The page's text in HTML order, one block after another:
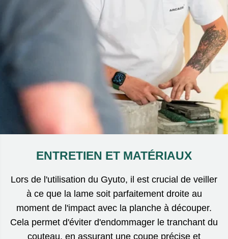
ENTRETIEN ET MATÉRIAUX
Lors de l'utilisation du Gyuto, il est crucial de veiller
à ce que la lame soit parfaitement droite au
moment de l'impact avec la planche à découper.
Cela permet d'éviter d'endommager le tranchant du
couteau, en assurant une coupe précise et